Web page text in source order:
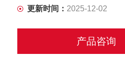
更新时间： 2025-12-02
产品咨询